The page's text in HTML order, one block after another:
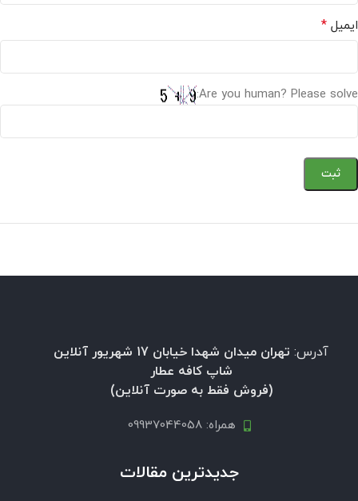
ایمیل *
Are you human? Please solve:
آدرس:
تهران میدان شهدا خیابان 17 شهریور آنلاین
شاپ کافه عطار
(فروش فقط به صورت آنلاین)
همراه: 09937044058
جدیدترین مقالات